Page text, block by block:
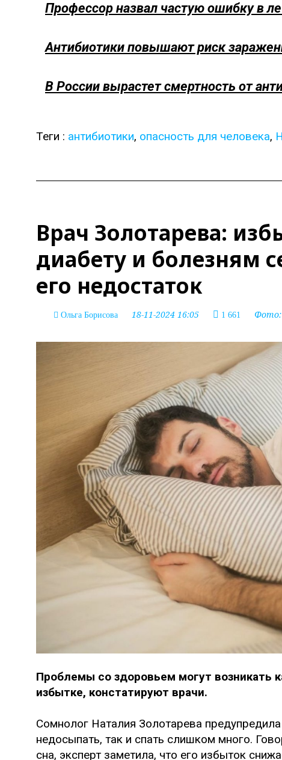
Профессор назвал частую ошибку в
Антибиотики повышают риск
В России вырастет смертность от
Теги : антибиотики, опасность для человека,
Врач Золотарева:
диабету и болезням
его недостаток
Ольга Борисова 18-11-2024 16:05 1 661 Фото:
Проблемы со здоровьем могут возникать
избытке, констатируют врачи.
Сомнолог Наталия Золотарева
недосыпать, так и спать слишком много.
сна, эксперт заметила, что его избыток